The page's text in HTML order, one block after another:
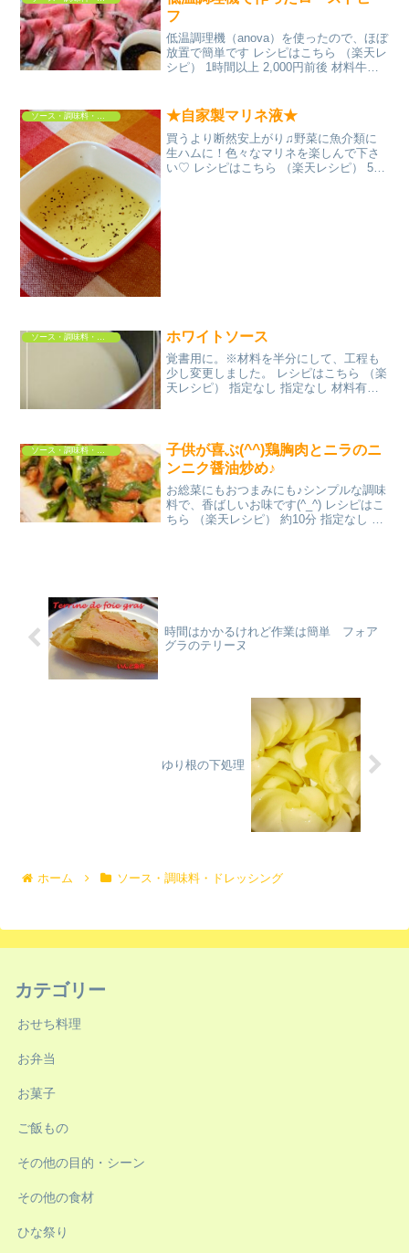
スコみんなの...
フ
低温調理機（anova）を使ったので、ほぼ
放置で簡単です レシピはこちら （楽天レ
シピ） 1時間以上 2,000円前後 材料牛肉
ソース・調味料・ドレッシング ★自家製マリネ液★
買うより断然安上がり♫野菜に魚介類に
生ハムに！色々なマリネを楽しんで下さ
い♡ レシピはこちら （楽天レシピ） 5分
ソース・調味料・ドレッシング ホワイトソース
覚書用に。※材料を半分にして、工程も
少し変更しました。 レシピはこちら （楽
天レシピ） 指定なし 指定なし 材料有塩
子供が喜ぶ(^^)鶏胸肉とニラのニ
ンニク醤油炒め♪
お総菜にもおつまみにも♪シンプルな調味
料で、香ばしいお味です(^_^) レシピはこ
ちら （楽天レシピ） 約10分 指定なし 材
時間はかかるけれど作業は簡単 フォア
グラのテリーヌ
ゆり根の下処理
ホーム ソース・調味料・ドレッシング
カテゴリー
おせち料理
お弁当
お菓子
ご飯もの
その他の目的・シーン
その他の食材
ひな祭り